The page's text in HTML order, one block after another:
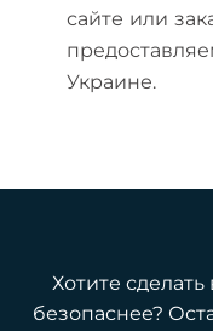
сайте или
Украине.
Хотите
безопаснее?